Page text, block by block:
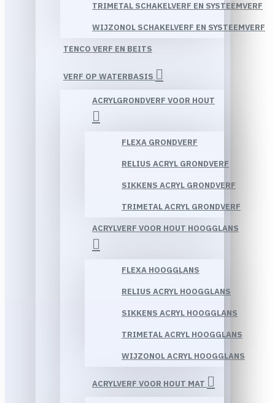
TRIMETAL SCHAKELVERF EN SYSTEEMVERF
WIJZONOL SCHAKELVERF EN SYSTEEMVERF
TENCO VERF EN BEITS
VERF OP WATERBASIS
ACRYLGRONDVERF VOOR HOUT
FLEXA GRONDVERF
RELIUS ACRYL GRONDVERF
SIKKENS ACRYL GRONDVERF
TRIMETAL ACRYL GRONDVERF
ACRYLVERF VOOR HOUT HOOGGLANS
FLEXA HOOGGLANS
RELIUS ACRYL HOOGGLANS
SIKKENS ACRYL HOOGGLANS
TRIMETAL ACRYL HOOGGLANS
WIJZONOL ACRYL HOOGGLANS
ACRYLVERF VOOR HOUT MAT